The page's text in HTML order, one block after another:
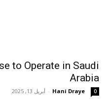
to Operate in Saudi
Arabia
Hani Draye
- أبريل 13, 2025 0